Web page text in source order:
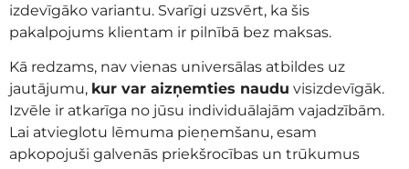
izdevīgāko variantu. Svarīgi uzsvērt, ka šis
pakalpojums klientam ir pilnībā bez maksas.
Kā redzams, nav vienas universālas atbildes uz
jautājumu, kur var aizņemties naudu visizdevīgāk.
Izvēle ir atkarīga no jūsu individuālajām vajadzībām.
Lai atvieglotu lēmuma pieņemšanu, esam
apkopojuši galvenās priekšrocības un trūkumus